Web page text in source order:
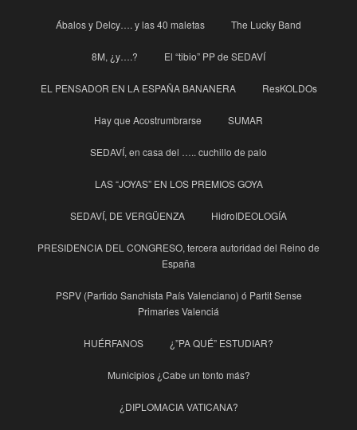
Ábalos y Delcy…. y las 40 maletas The Lucky Band
8M, ¿y….? El “tibio” PP de SEDAVÍ
EL PENSADOR EN LA ESPAÑA BANANERA ResKOLDOs
Hay que Acostrumbrarse SUMAR
SEDAVÍ, en casa del ….. cuchillo de palo
LAS “JOYAS” EN LOS PREMIOS GOYA
SEDAVÍ, DE VERGÜENZA HidroIDEOLOGÍA
PRESIDENCIA DEL CONGRESO, tercera autoridad del Reino de
España
PSPV (Partido Sanchista País Valenciano) ó Partit Sense
Primaries Valenciá
HUÉRFANOS ¿”PA QUÉ” ESTUDIAR?
Municipios ¿Cabe un tonto más?
¿DIPLOMACIA VATICANA?